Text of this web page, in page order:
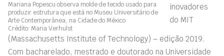
Mariana Popescu observa molde de tecido usado para
produzir estrutura que está no Museu Universitário de
Arte Contemporânea, na Cidade do México
Crédito: Maria Verhulst
inovadores
do MIT
(Massachusetts Institute of Technology) – edição 2019.
Com bacharelado, mestrado e doutorado na Universidade